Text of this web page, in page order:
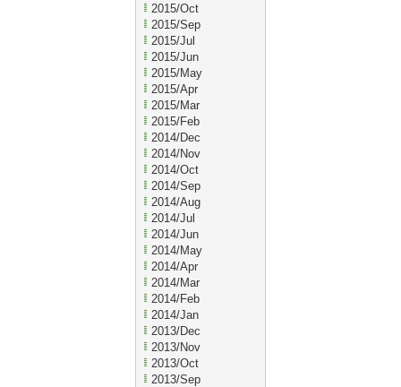
2015/Oct
2015/Sep
2015/Jul
2015/Jun
2015/May
2015/Apr
2015/Mar
2015/Feb
2014/Dec
2014/Nov
2014/Oct
2014/Sep
2014/Aug
2014/Jul
2014/Jun
2014/May
2014/Apr
2014/Mar
2014/Feb
2014/Jan
2013/Dec
2013/Nov
2013/Oct
2013/Sep